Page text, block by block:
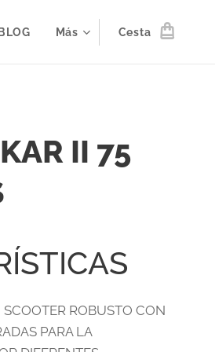
BLOG Más Cesta
II 75
SCOOTER ROBUSTO CON
PARA LA